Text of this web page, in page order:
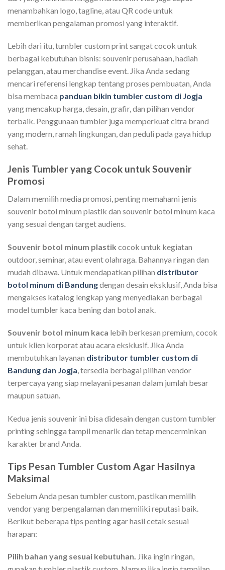
menambahkan logo, tagline, atau QR code untuk
memberikan pengalaman promosi yang interaktif.
Lebih dari itu, tumbler custom print sangat cocok untuk
berbagai kebutuhan bisnis: souvenir perusahaan, hadiah
pelanggan, atau merchandise event. Jika Anda sedang
mencari referensi lengkap tentang proses pembuatan, Anda
bisa membaca panduan bikin tumbler custom di Jogja
yang mencakup harga, desain, grafir, dan pilihan vendor
terbaik. Penggunaan tumbler juga memperkuat citra brand
yang modern, ramah lingkungan, dan peduli pada gaya hidup
sehat.
Jenis Tumbler yang Cocok untuk Souvenir
Promosi
Dalam memilih media promosi, penting memahami jenis
souvenir botol minum plastik dan souvenir botol minum kaca
yang sesuai dengan target audiens.
Souvenir botol minum plastik cocok untuk kegiatan
outdoor, seminar, atau event olahraga. Bahannya ringan dan
mudah dibawa. Untuk mendapatkan pilihan distributor
botol minum di Bandungdengan desain eksklusif, Anda bisa
mengakses katalog lengkap yang menyediakan berbagai
model tumbler kaca bening dan botol anak.
Souvenir botol minum kaca lebih berkesan premium, cocok
untuk klien korporat atau acara eksklusif. Jika Anda
membutuhkan layanan distributor tumbler custom di
Bandung dan Jogja, tersedia berbagai pilihan vendor
terpercaya yang siap melayani pesanan dalam jumlah besar
maupun satuan.
Kedua jenis souvenir ini bisa didesain dengan custom tumbler
printing sehingga tampil menarik dan tetap mencerminkan
karakter brand Anda.
Tips Pesan Tumbler Custom Agar Hasilnya
Maksimal
Sebelum Anda pesan tumbler custom, pastikan memilih
vendor yang berpengalaman dan memiliki reputasi baik.
Berikut beberapa tips penting agar hasil cetak sesuai
harapan:
Pilih bahan yang sesuai kebutuhan. Jika ingin ringan,